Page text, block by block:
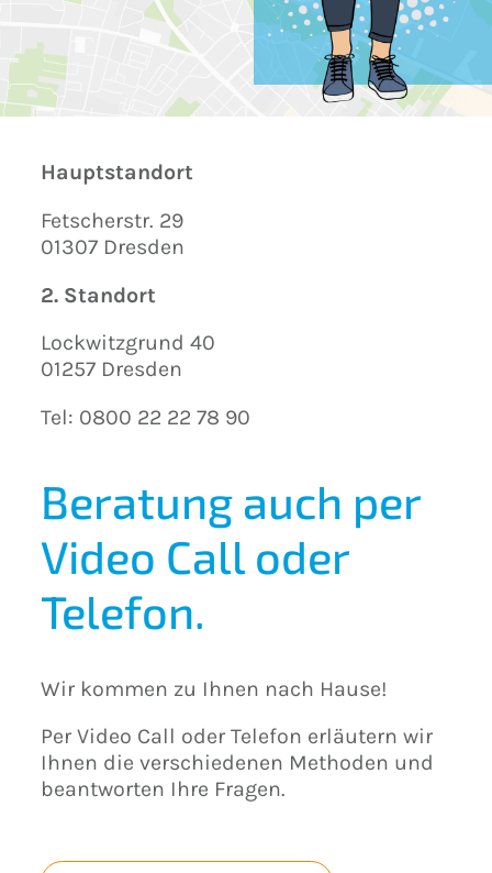
Hauptstandort
Fetscherstr. 29
01307 Dresden
2. Standort
Lockwitzgrund 40
01257 Dresden
Tel: 0800 22 22 78 90
Beratung auch per
Video Call oder
Telefon.
Wir kommen zu Ihnen nach Hause!
Per Video Call oder Telefon erläutern wir
Ihnen die verschiedenen Methoden und
beantworten Ihre Fragen.